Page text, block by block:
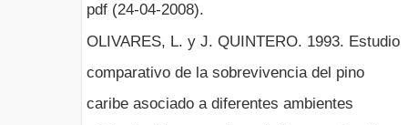
pdf (24-04-2008).
OLIVARES, L. y J. QUINTERO. 1993. Estudio
comparativo de la sobrevivencia del pino
caribe asociado a diferentes ambientes